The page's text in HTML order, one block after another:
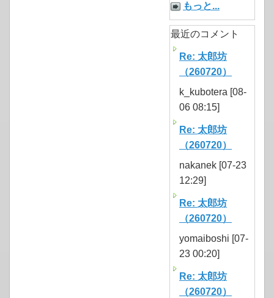
もっと...
最近のコメント
Re: 太郎坊
（260720）
k_kubotera [08-
06 08:15]
Re: 太郎坊
（260720）
nakanek [07-23
12:29]
Re: 太郎坊
（260720）
yomaiboshi [07-
23 00:20]
Re: 太郎坊
（260720）